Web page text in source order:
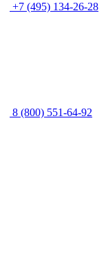
+7 (495) 134-26-28
8 (800) 551-64-92